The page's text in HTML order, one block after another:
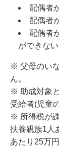
配偶者
配偶者
配偶者
ができない
※ 父母のい
ん。
※ 助成対象
受給者(児童
※ 所得税が
扶養親族1人
あたり25万